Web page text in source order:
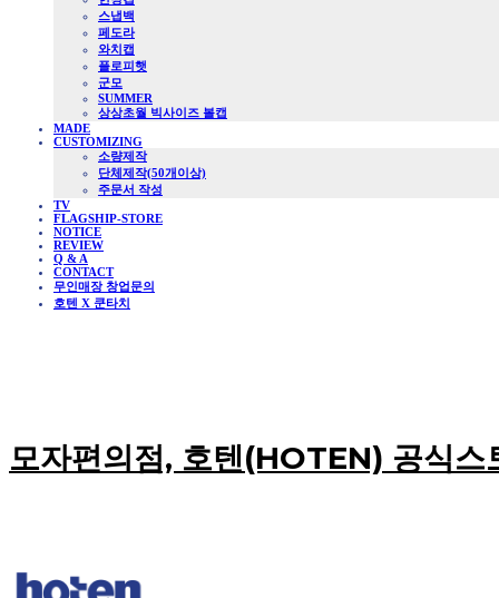
스냅백
페도라
와치캡
플로피햇
군모
SUMMER
상상초월 빅사이즈 볼캡
MADE
CUSTOMIZING
소량제작
단체제작(50개이상)
주문서 작성
TV
FLAGSHIP-STORE
NOTICE
REVIEW
Q & A
CONTACT
무인매장 창업문의
호텐 X 쿤타치
모자편의점, 호텐(HOTEN) 공식스